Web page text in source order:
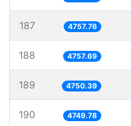
187 4757.76
188 4757.69
189 4750.39
190 4749.78